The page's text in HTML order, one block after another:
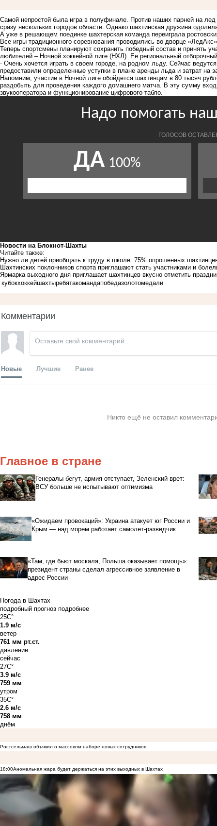
Самой непростой была игра в полуфинале. Против наших парней на
сразу нескольких городов области. Однако шахтинская дружина
А уже в решающем поединке шахтерская команда переиграла
Все игры традиционного соревнования проводились во дворце
Теперь спортсмены планируют сохранить победный состав и принять
любителей – Ночной хоккейной лиге (НХЛ). Ее региональный
- Очень хочется играть в своем городе, на родном льду. Сейчас
предоставили определенные уступки в плане аренды льда и затрат на
Напомним, участие в Ночной лиге обойдется шахтинцам в 80 тысяч
раздобыть для проведения каждого домашнего матча. В эту сумму
звукооператора и функционирование цифрового табло.
Новости на Блoкнoт-Шахты
Читайте также:
Нужно ли детей приобщать к труду в школе: 75% опрошенных
Шахтинских поклонников спорта приглашают стать участниками и
Ярмарка выходного дня приглашает шахтинцев вкусно отметить
кубокхоккейшахтыребятакомандапобедазолотомедали
Комментарии
Новые Лучшие Ранее
Никто ещё не оставил
Главное в стране
Генералы бегут, армия отступает, Зеленский врет:
ВСУ больше не испытывают оптимизма
«Ожидаем провокаций»: Украина атакует юг России и
Крым — над морем работает самолет-разведчик
«Там, где бьют москаля, Польша оказывает помощь»:
президент страны сделал агрессивное заявление в
адрес России
Погода в Шахтах
подробный прогноз подробнее
25C°
1.9 м/с
ветер
761 мм рт.ст.
давление
сейчас
27C°
3.9 м/с
759 мм
утром
35C°
2.6 м/с
758 мм
днём
Ростсельмаш объявил о массовом наборе новых сотрудников
18:00Аномальная жара будет держаться на этих выходных в Шахтах